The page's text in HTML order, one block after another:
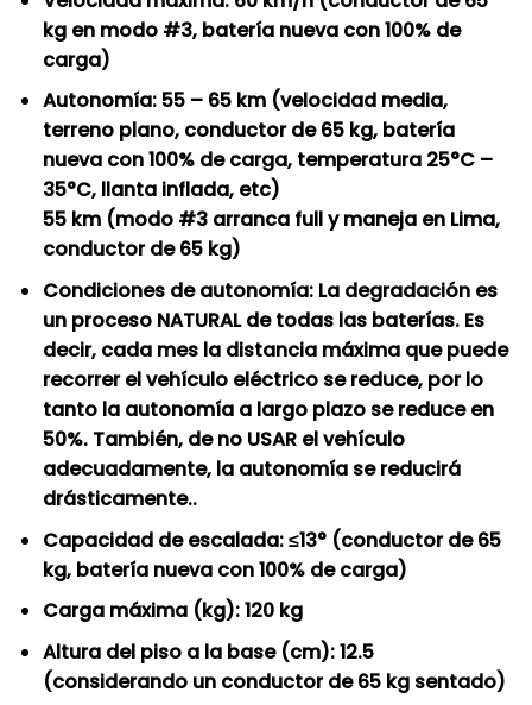
kg en modo #3, batería nueva con 100% de
carga)
Autonomía: 55 – 65 km (velocidad media,
terreno plano, conductor de 65 kg, batería
nueva con 100% de carga, temperatura 25°C –
35°C, llanta inflada, etc)
55 km (modo #3 arranca full y maneja en Lima,
conductor de 65 kg)
Condiciones de autonomía: La degradación es
un proceso NATURAL de todas las baterías. Es
decir, cada mes la distancia máxima que puede
recorrer el vehículo eléctrico se reduce, por lo
tanto la autonomía a largo plazo se reduce en
50%. También, de no USAR el vehículo
adecuadamente, la autonomía se reducirá
drásticamente..
Capacidad de escalada: ≤13° (conductor de 65
kg, batería nueva con 100% de carga)
Carga máxima (kg): 120 kg
Altura del piso a la base (cm): 12.5
(considerando un conductor de 65 kg sentado)